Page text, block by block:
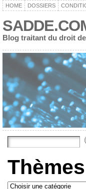
HOME DOSSIERS
Blog traitant du droit
Thèmes